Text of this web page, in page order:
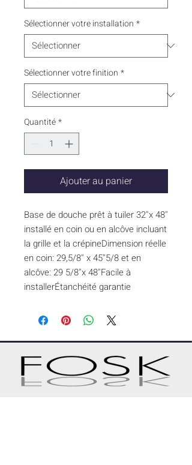
Sélectionner votre installation *
Sélectionner votre finition *
Quantité*
Ajouter au panier
Base de douche prêt à tuiler 32''x 48''
installé en coin ou en alcôve incluant
la grille et la crépineDimension réelle
en coin: 29,5/8'' x 45''5/8 et en
alcôve: 29 5/8''x 48''Facile à
installerÉtanchéité garantie